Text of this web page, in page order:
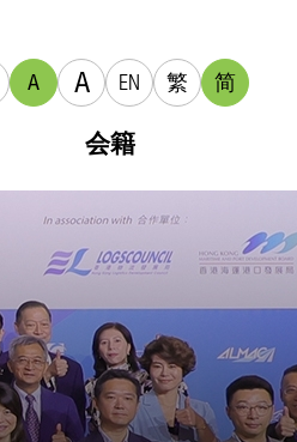
A A EN 繁 简
会籍